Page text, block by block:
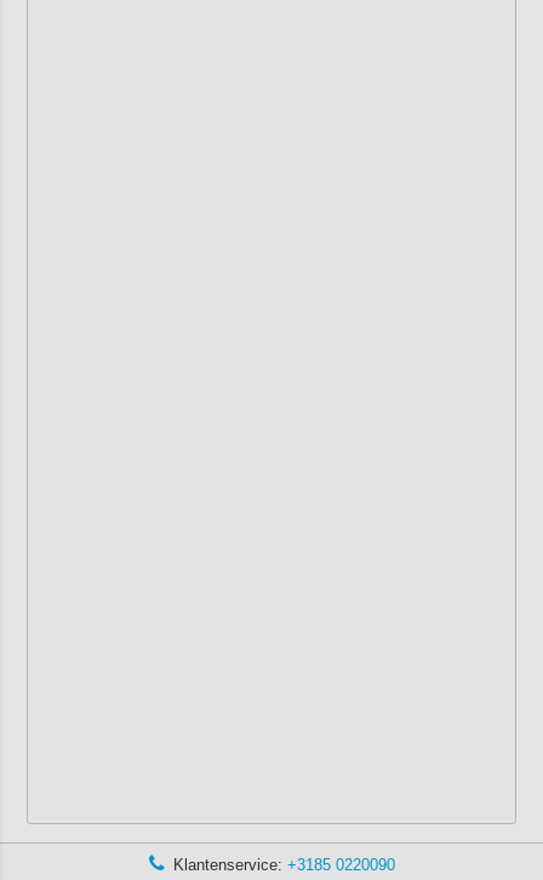
Klantenservice: +3185 0220090